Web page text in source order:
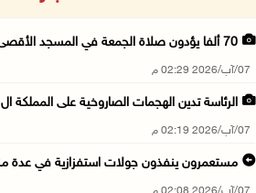
70 ألفا يؤدون صلاة الجمعة في المسجد الأقصى
07/آب/2026 02:29 م
الرئاسة تدين الهجمات الصاروخية على المملكة
07/آب/2026 02:19 م
مستعمرون ينفذون جولات استفزازية في عدة